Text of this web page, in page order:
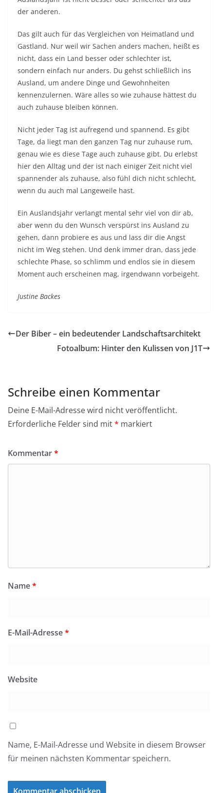
der anderen.
Das gilt auch für das Vergleichen von Heimatland und
Gastland. Nur weil wir Sachen anders machen, heißt es
nicht, dass ein Land besser oder schlechter ist,
sondern einfach nur anders. Du gehst schließlich ins
Ausland, um andere Dinge und Gewohnheiten
kennenzulernen. Wäre alles so wie zuhause hättest du
auch zuhause bleiben können.
Nicht jeder Tag ist aufregend und spannend. Es gibt
Tage, da liegt man den ganzen Tag nur zuhause rum,
genau wie es diese Tage auch zuhause gibt. Du erlebst
hier den Alltag und der ist nach einiger Zeit nicht viel
spannender als zuhause, also fühl dich nicht schlecht,
wenn du auch mal Langeweile hast.
Ein Auslandsjahr verlangt mental sehr viel von dir ab,
aber wenn du den Wunsch verspürst ins Ausland zu
gehen, dann probiere es aus und lass dir die Angst
nicht im Weg stehen. Und denk immer dran, dass jede
schlechte Phase, so schlimm und endlos sie in diesem
Moment auch erscheinen mag, irgendwann vorbeigeht.
Justine Backes
Der Biber – ein bedeutender Landschaftsarchitekt
Fotoalbum: Hinter den Kulissen von J1T
Schreibe einen Kommentar
Deine E-Mail-Adresse wird nicht veröffentlicht.
Erforderliche Felder sind mit* markiert
Kommentar*
Name*
E-Mail-Adresse*
Website
Name, E-Mail-Adresse und Website in diesem Browser
für meinen nächsten Kommentar speichern.